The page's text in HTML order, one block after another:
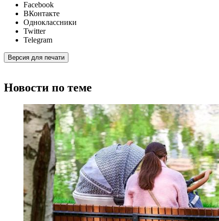
Facebook
ВКонтакте
Одноклассники
Twitter
Telegram
Версия для печати
Новости по теме